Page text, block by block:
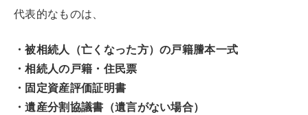
代表的なものは、
・被相続人（亡くなった方）の戸籍謄本一式
・相続人の戸籍・住民票
・固定資産評価証明書
・遺産分割協議書（遺言がない場合）